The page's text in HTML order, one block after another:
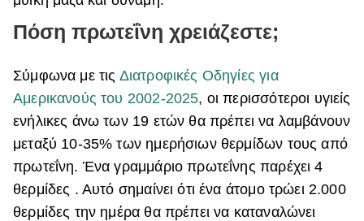
Πόση πρωτεΐνη χρειάζεστε;
Σύμφωνα με τις Διατροφικές Οδηγίες για
Αμερικανούς του 2002-2025, οι περισσότεροι υγιείς
ενήλικες άνω των 19 ετών θα πρέπει να λαμβάνουν
μεταξύ 10-35% των ημερήσιων θερμίδων τους από
πρωτεΐνη. Ένα γραμμάριο πρωτεΐνης παρέχει 4
θερμίδες . Αυτό σημαίνει ότι ένα άτομο τρώει 2.000
θερμίδες την ημέρα θα πρέπει να καταναλώνει